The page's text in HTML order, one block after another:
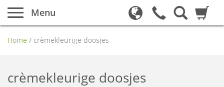
Menu
Home / crèmekleurige doosjes
crèmekleurige doosjes